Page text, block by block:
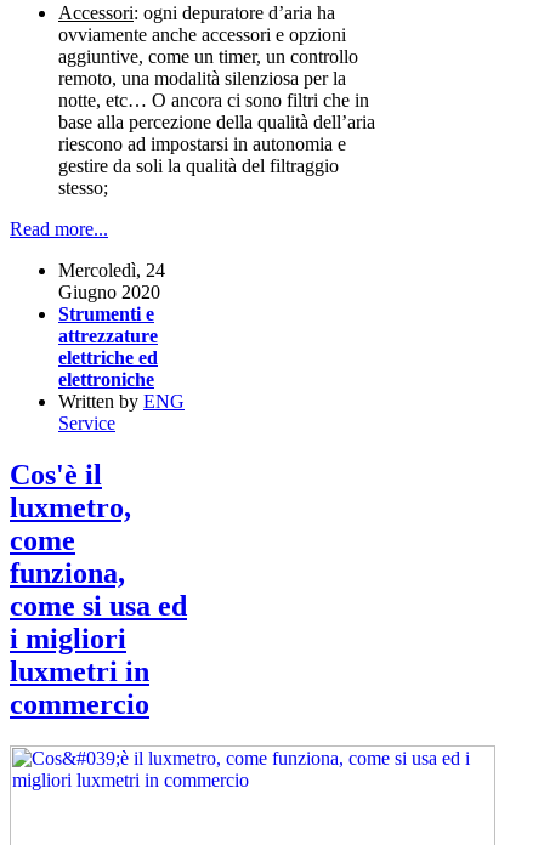
Accessori: ogni depuratore d’aria ha
ovviamente anche accessori e opzioni
aggiuntive, come un timer, un controllo
remoto, una modalità silenziosa per la
notte, etc… O ancora ci sono filtri che in
base alla percezione della qualità dell’aria
riescono ad impostarsi in autonomia e
gestire da soli la qualità del filtraggio
stesso;
Read more...
Mercoledì, 24
Giugno 2020
Strumenti e
attrezzature
elettriche ed
elettroniche
Written by ENG
Service
Cos'è il
luxmetro,
come
funziona,
come si usa ed
i migliori
luxmetri in
commercio